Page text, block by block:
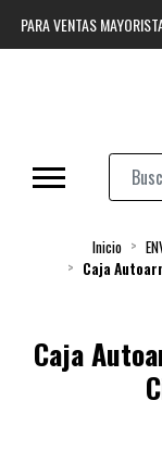
PARA VENTAS
Inicio
Caja
Caja